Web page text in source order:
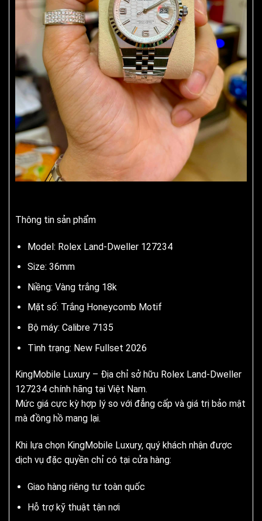
Thông tin sản phẩm
Model: Rolex Land-Dweller 127234
Size: 36mm
Niềng: Vàng trắng 18k
Mặt số: Trắng Honeycomb Motif
Bộ máy: Calibre 7135
Tình trạng: New Fullset 2026
KingMobile Luxury – Địa chỉ sở hữu Rolex Land-Dweller
127234 chính hãng tại Việt Nam.
Mức giá cực kỳ hợp lý so với đẳng cấp và giá trị bảo mật
mà đồng hồ mang lại.
Khi lựa chọn KingMobile Luxury, quý khách nhận được
dịch vụ đặc quyền chỉ có tại cửa hàng:
Giao hàng riêng tư toàn quốc
Hỗ trợ kỹ thuật tận nơi